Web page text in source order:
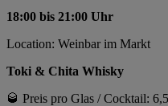
18:00 bis 21:00 Uhr
Location: Weinbar im Markt
Toki & Chita Whisky
🥃 Preis pro Glas / Cocktail: